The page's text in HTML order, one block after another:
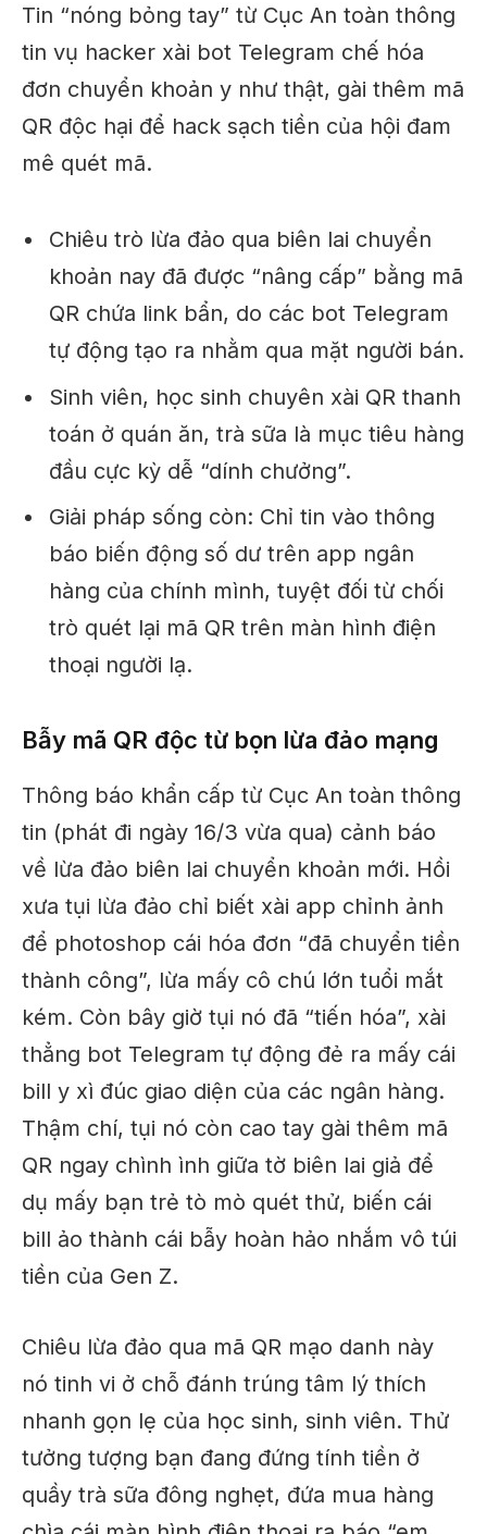
Tin “nóng bỏng tay” từ Cục An toàn thông
tin vụ hacker xài bot Telegram chế hóa
đơn chuyển khoản y như thật, gài thêm mã
QR độc hại để hack sạch tiền của hội đam
mê quét mã.
Chiêu trò lừa đảo qua biên lai chuyển
khoản nay đã được “nâng cấp” bằng mã
QR chứa link bẩn, do các bot Telegram
tự động tạo ra nhằm qua mặt người bán.
Sinh viên, học sinh chuyên xài QR thanh
toán ở quán ăn, trà sữa là mục tiêu hàng
đầu cực kỳ dễ “dính chưởng”.
Giải pháp sống còn: Chỉ tin vào thông
báo biến động số dư trên app ngân
hàng của chính mình, tuyệt đối từ chối
trò quét lại mã QR trên màn hình điện
thoại người lạ.
Bẫy mã QR độc từ bọn lừa đảo mạng
Thông báo khẩn cấp từ Cục An toàn thông
tin (phát đi ngày 16/3 vừa qua) cảnh báo
về lừa đảo biên lai chuyển khoản mới. Hồi
xưa tụi lừa đảo chỉ biết xài app chỉnh ảnh
để photoshop cái hóa đơn “đã chuyển tiền
thành công”, lừa mấy cô chú lớn tuổi mắt
kém. Còn bây giờ tụi nó đã “tiến hóa”, xài
thẳng bot Telegram tự động đẻ ra mấy cái
bill y xì đúc giao diện của các ngân hàng.
Thậm chí, tụi nó còn cao tay gài thêm mã
QR ngay chình ình giữa tờ biên lai giả để
dụ mấy bạn trẻ tò mò quét thử, biến cái
bill ảo thành cái bẫy hoàn hảo nhắm vô túi
tiền của Gen Z.
Chiêu lừa đảo qua mã QR mạo danh này
nó tinh vi ở chỗ đánh trúng tâm lý thích
nhanh gọn lẹ của học sinh, sinh viên. Thử
tưởng tượng bạn đang đứng tính tiền ở
quầy trà sữa đông nghẹt, đứa mua hàng